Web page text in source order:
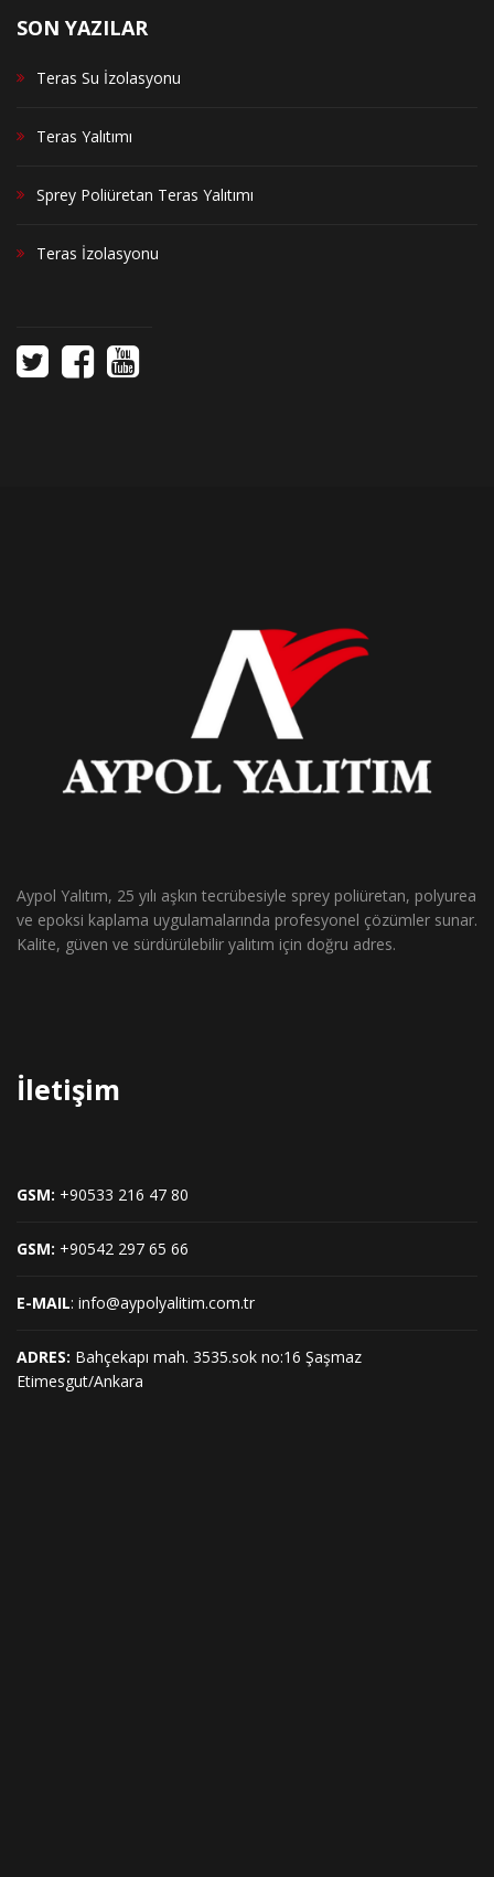
SON YAZILAR
Teras Su İzolasyonu
Teras Yalıtımı
Sprey Poliüretan Teras Yalıtımı
Teras İzolasyonu
Aypol Yalıtım, 25 yılı aşkın tecrübesiyle sprey poliüretan, polyurea
ve epoksi kaplama uygulamalarında profesyonel çözümler sunar.
Kalite, güven ve sürdürülebilir yalıtım için doğru adres.
İletişim
GSM: +90533 216 47 80
GSM: +90542 297 65 66
E-MAIL: info@aypolyalitim.com.tr
ADRES: Bahçekapı mah. 3535.sok no:16 Şaşmaz
Etimesgut/Ankara